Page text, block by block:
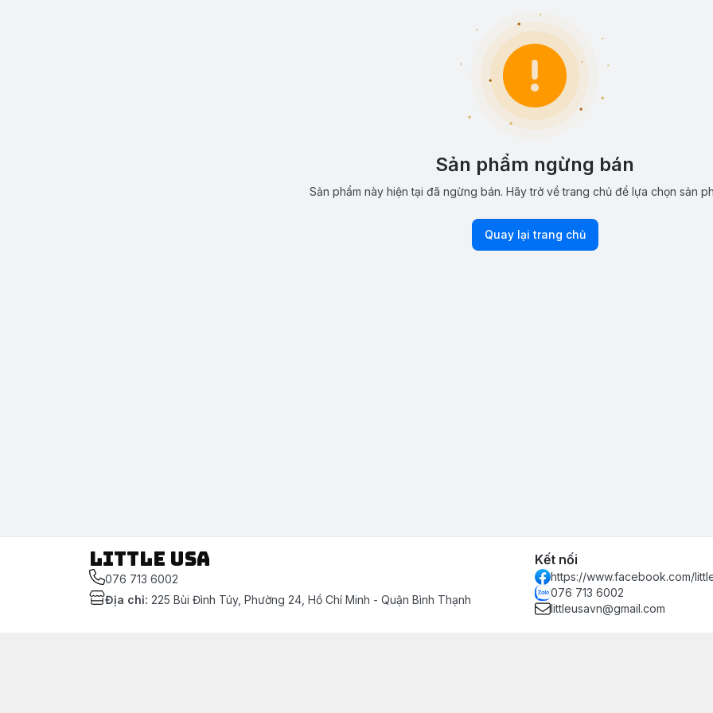
Sản phẩm ngừng bán
Sản phẩm này hiện tại đã ngừng bán. Hãy trở về trang chủ để lựa chọn sản
Quay lại trang chủ
LITTLE USA
076 713 6002
Địa chỉ: 225 Bùi Đình Túy, Phường 24, Hồ Chí Minh - Quận Bình Thạnh
Kết nối
https://www.facebook.com/
076 713 6002
littleusavn@gmail.com